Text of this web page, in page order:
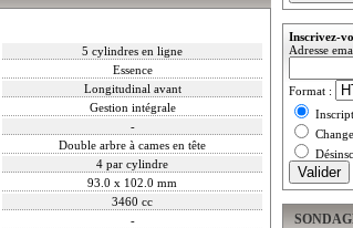
5 cylindres en ligne
Essence
Longitudinal avant
Gestion intégrale
-
Double arbre à cames en tête
4 par cylindre
93.0 x 102.0 mm
3460 cc
-
Inscrivez-
Adresse
Format :